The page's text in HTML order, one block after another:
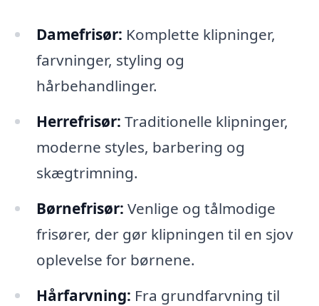
Damefrisør: Komplette klipninger,
farvninger, styling og
hårbehandlinger.
Herrefrisør: Traditionelle klipninger,
moderne styles, barbering og
skægtrimning.
Børnefrisør: Venlige og tålmodige
frisører, der gør klipningen til en sjov
oplevelse for børnene.
Hårfarvning: Fra grundfarvning til